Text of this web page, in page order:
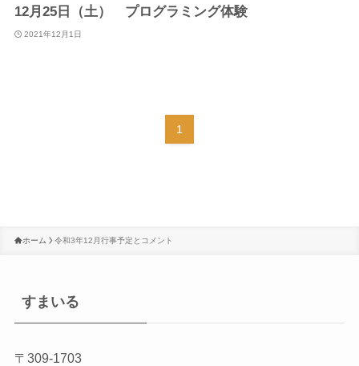
12月25日（土） プログラミング体験
2021年12月1日
1
ホーム 令和3年12月行事予定とコメント
すまいる
〒309-1703